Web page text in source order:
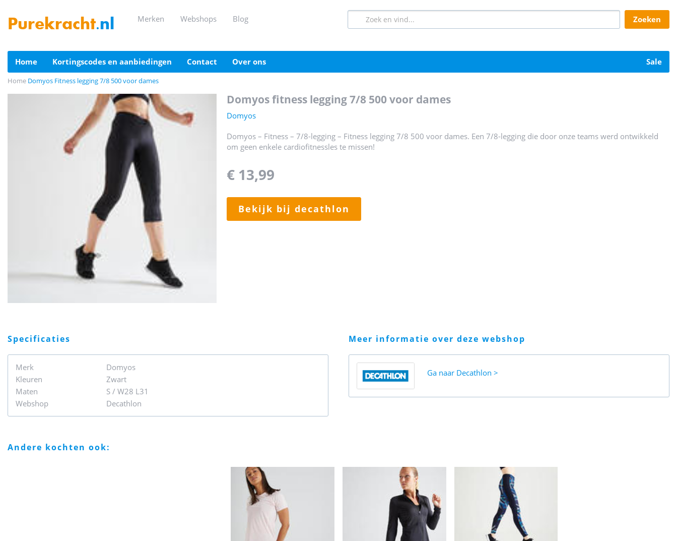
Purekracht.nl merken webshops blog zoeken
home kortingscodes en aanbiedingen contact over ons sale
Home Domyos Fitness legging 7/8 500 voor dames
domyos fitness legging 7/8 500 voor dames
Domyos
Domyos – Fitness – 7/8-legging – Fitness legging 7/8 500 voor dames. Een 7/8-legging die door onze teams werd ontwikkeld
om geen enkele cardiofitnessles te missen!
€ 13,99
bekijk bij decathlon
specificaties
Merk
Domyos
Kleuren
Zwart
Maten
S / W28 L31
Webshop
Decathlon
meer informatie over deze webshop
Ga naar Decathlon
andere kochten ook: